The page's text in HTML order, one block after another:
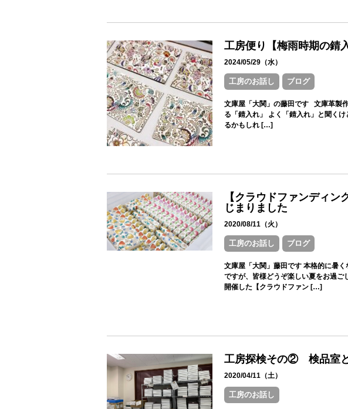
工房便り【梅雨時期の錆
2024/05/29（水）
工房のお話し ブログ
文庫屋「大関」の藤田です 文庫革製
る「錆入れ」 よく「錆入れ」と聞く
るかもしれ […]
【クラウドファンディ
じまりました
2020/08/11（火）
工房のお話し ブログ
文庫屋「大関」藤田です 本格的に暑
ですが、皆様どうぞ楽しい夏をお過ご
開催した【クラウドファン […]
工房探検その② 検品室
2020/04/11（土）
工房のお話し